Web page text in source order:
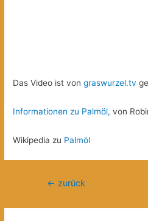
Das Video ist von graswurzel.tv
Informationen zu Palmöl, von
Wikipedia zu Palmöl
← zurück